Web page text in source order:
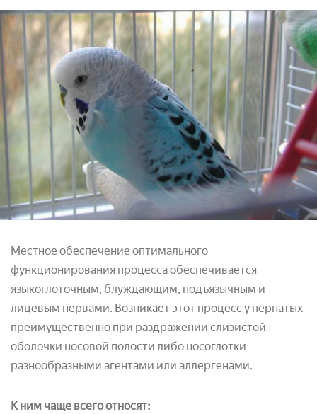
Местное обеспечение оптимального
функционирования процесса обеспечивается
языкоглоточным, блуждающим, подъязычным и
лицевым нервами. Возникает этот процесс у пернатых
преимущественно при раздражении слизистой
оболочки носовой полости либо носоглотки
разнообразными агентами или аллергенами.
К ним чаще всего относят: